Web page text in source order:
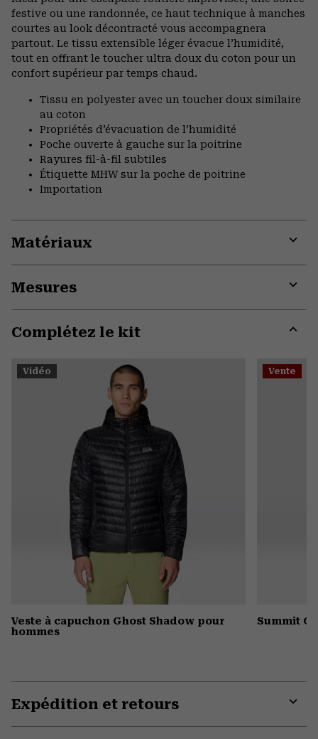
festive ou une randonnée, ce haut technique à manches
courtes au look décontracté vous accompagnera
partout. Le tissu extensible léger évacue l’humidité,
tout en offrant le toucher ultra doux du coton pour un
confort supérieur par temps chaud.
Tissu en polyester avec un toucher doux similaire
au coton
Propriétés d’évacuation de l’humidité
Poche ouverte à gauche sur la poitrine
Rayures fil-à-fil subtiles
Étiquette MHW sur la poche de poitrine
Importation
Matériaux
Mesures
Complétez le kit
Vidéo
Veste à capuchon Ghost Shadow pour
hommes
Vente
Summit
Expédition et retours